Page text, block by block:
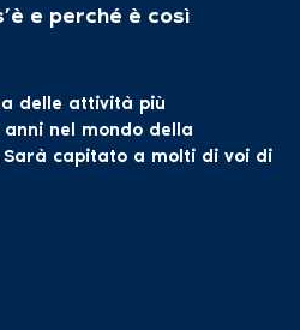
e perché è così
delle attività più
nel mondo della
capitato a molti di voi di